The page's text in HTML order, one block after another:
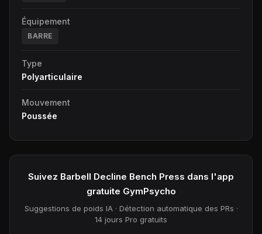
Équipement
BARRE
Type
Polyarticulaire
Mouvement
Poussée
Suivez Barbell Decline Bench Press dans l'app
gratuite GymPsycho
Suggestions de poids IA · Détection automatique des PRs ·
14 jours Pro gratuits